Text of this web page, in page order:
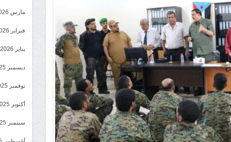
مارس 2026
فبراير 2026
يناير 2026
ديسمبر 2025
نوفمبر 2025
أكتوبر 2025
سبتمبر 2025